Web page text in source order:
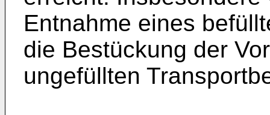
Entnahme eines
die Bestückung der
ungefüllten